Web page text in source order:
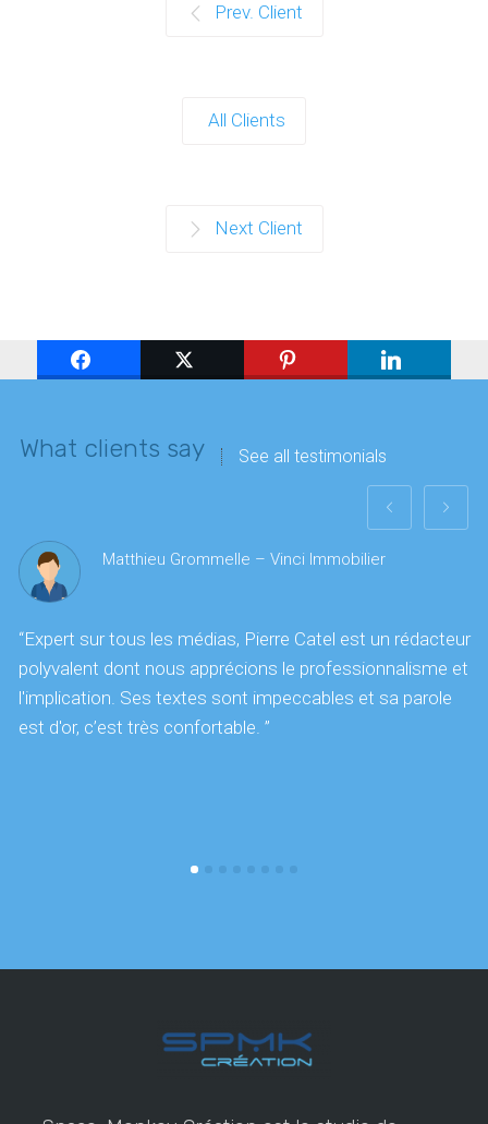
Prev. Client
All Clients
Next Client
What clients say See all testimonials
Matthieu Grommelle – Vinci Immobilier
“Expert sur tous les médias, Pierre Catel est un rédacteur
polyvalent dont nous apprécions le professionnalisme et
l'implication. Ses textes sont impeccables et sa parole
est d'or, c’est très confortable. ”